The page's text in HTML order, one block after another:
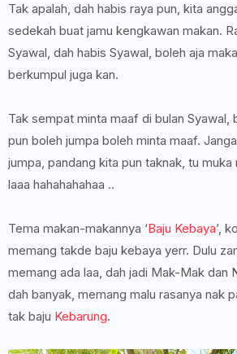
Tak apalah, dah habis raya pun, kita
sedekah buat jamu kengkawan makan.
Syawal, dah habis Syawal, boleh aja
berkumpul juga kan.
Tak sempat minta maaf di bulan Syawal,
pun boleh jumpa boleh minta maaf.
jumpa, pandang kita pun taknak, tu
laaa hahahahahaa ..
Tema makan-makannya ‘Baju Kebaya’,
memang takde baju kebaya yerr. Dulu
memang ada laa, dah jadi Mak-Mak dan
dah banyak, memang malu rasanya nak
tak baju Kebarung.